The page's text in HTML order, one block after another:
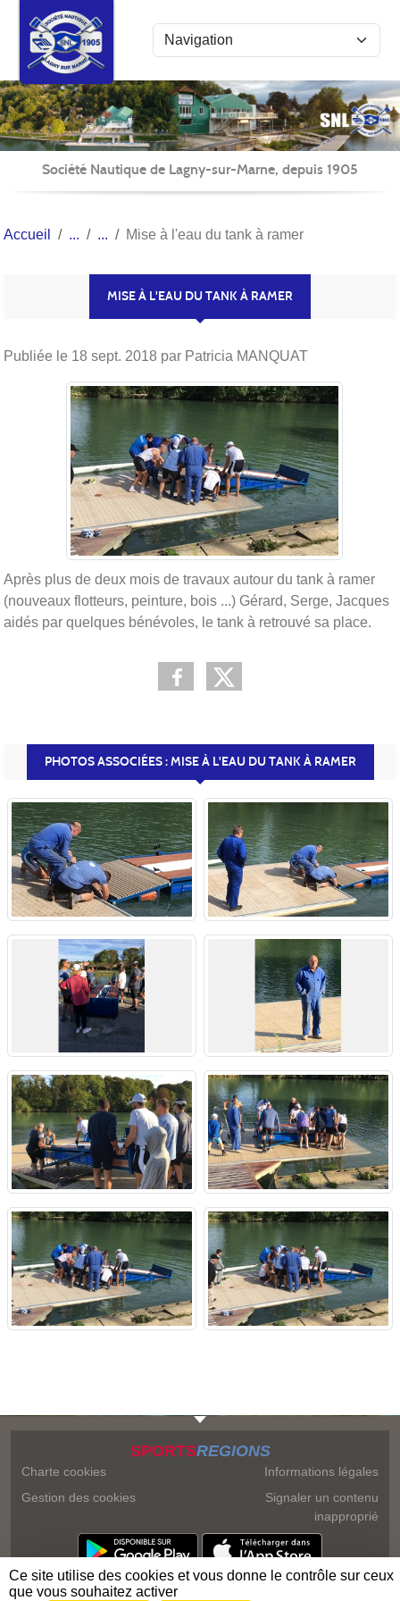
Société Nautique de Lagny-sur-Marne, depuis 1905
Accueil Mise à l'eau du tank à ramer
MISE À L'EAU DU TANK À RAMER
Publiée le 18 sept. 2018 par Patricia MANQUAT
Après plus de deux mois de travaux autour du tank à ramer
(nouveaux flotteurs, peinture, bois ...) Gérard, Serge, Jacques
aidés par quelques bénévoles, le tank à retrouvé sa place.
PHOTOS ASSOCIÉES : MISE À L'EAU DU TANK À RAMER
SPORTSREGIONS
Charte cookies
Gestion des cookies
Informations légales
Signaler un contenu
inapproprié
Panneau de gestion des cookies
Ce site utilise des cookies et vous donne le contrôle sur ceux
que vous souhaitez activer